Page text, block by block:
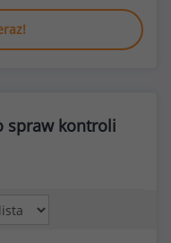
spraw kontroli